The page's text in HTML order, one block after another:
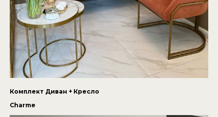
Комплект Диван + Кресло
Charme